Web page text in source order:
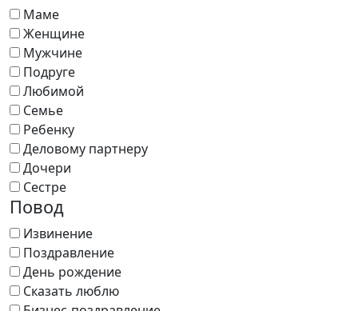
Маме
Женщине
Мужчине
Подруге
Любимой
Семье
Ребенку
Деловому партнеру
Дочери
Сестре
Повод
Извинение
Поздравление
День рождение
Сказать люблю